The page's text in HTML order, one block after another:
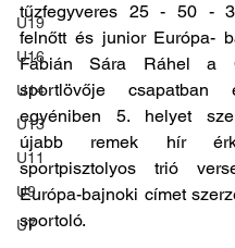
U19
U16
U14
U13
U11
U9
U7
tűzfegyveres 25 - 50 -
felnőtt és junior Európa-
Fábián Sára Ráhel a
sportlövője csapatban
egyéniben 5. helyet
újabb remek hír
sportpisztolyos trió
Európa-bajnoki címet
sportoló.